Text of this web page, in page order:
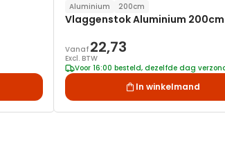
Aluminium 200cm
Vlaggenstok Aluminium 200cm
Vanaf 22,73
Excl. BTW
Voor 16:00 besteld, dezelfde dag
In winkelmand